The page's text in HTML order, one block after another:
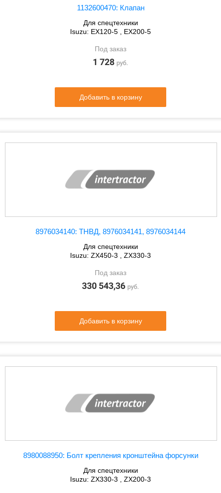
1132600470: Клапан
Для спецтехники
Isuzu: EX120-5 , EX200-5
Под заказ
1 728 руб.
Добавить в корзину
8976034140: ТНВД, 8976034141, 8976034144
Для спецтехники
Isuzu: ZX450-3 , ZX330-3
Под заказ
330 543,36 руб.
Добавить в корзину
8980088950: Болт крепления кронштейна форсунки
Для спецтехники
Isuzu: ZX330-3 , ZX200-3